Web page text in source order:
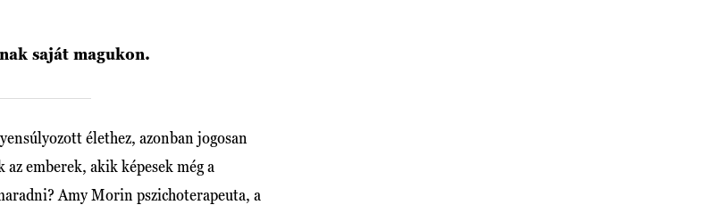
saját magukon.
élethez, azonban jogosan
emberek, akik képesek még a
Amy Morin pszichoterapeuta, a